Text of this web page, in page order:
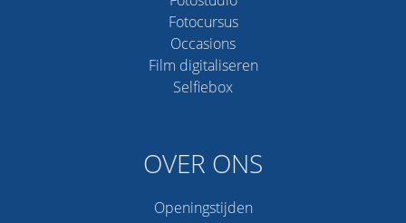
Fotocursus
Occasions
Film digitaliseren
Selfiebox
OVER ONS
Openingstijden